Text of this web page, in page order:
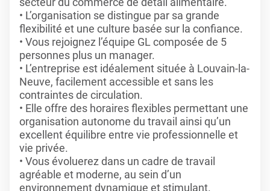
L’organisation se distingue par sa grande
flexibilité et une culture basée sur la confiance.
Vous rejoignez l’équipe GL composée de 5
personnes plus un manager.
L’entreprise est idéalement située à Louvain-la-
Neuve, facilement accessible et sans les
contraintes de circulation.
Elle offre des horaires flexibles permettant une
organisation autonome du travail ainsi qu’un
excellent équilibre entre vie professionnelle et
vie privée.
Vous évoluerez dans un cadre de travail
agréable et moderne, au sein d’un
environnement dynamique et stimulant.